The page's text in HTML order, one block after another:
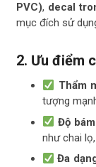
PVC), decal
mục đích sử
2. Ưu điểm
Thẩm
tượng
Độ
như chai
Đa